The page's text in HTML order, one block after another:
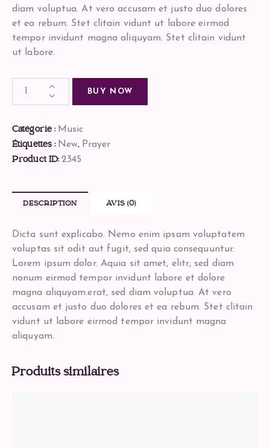
diam voluptua. At vero accusam et justo duo dolores
et ea rebum. Stet clitain vidunt ut labore eirmod
tempor invidunt magna aliquyam. Stet clitain vidunt
ut labore.
BUY NOW
Catégorie : Music
Étiquettes : New, Prayer
Product ID:2345
DESCRIPTION AVIS (0)
Dicta sunt explicabo. Nemo enim ipsam voluptatem
voluptas sit odit aut fugit, sed quia consequuntur.
Lorem ipsum dolor. Aquia sit amet, elitr, sed diam
nonum eirmod tempor invidunt labore et dolore
magna aliquyam.erat, sed diam voluptua. At vero
accusam et justo duo dolores et ea rebum. Stet clitain
vidunt ut labore eirmod tempor invidunt magna
aliquyam.
Produits similaires